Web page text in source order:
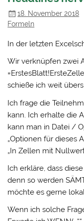
18. November 2018
Formeln
In der letzten
Wir verknüpfen zwei
schieße ich weit
Ich frage die
kann. Ich erhalte die
kann man in Datei /
„Optionen für dieses
„In Zellen mit
Ich erkläre, dass
denn so werden
möchte es gerne
Wenn ich solche